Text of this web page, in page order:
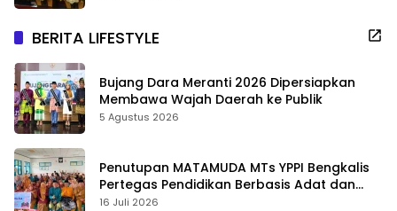
BERITA LIFESTYLE
Bujang Dara Meranti 2026 Dipersiapkan
Membawa Wajah Daerah ke Publik
5 Agustus 2026
Penutupan MATAMUDA MTs YPPI Bengkalis
Pertegas Pendidikan Berbasis Adat dan
Karakter
16 Juli 2026